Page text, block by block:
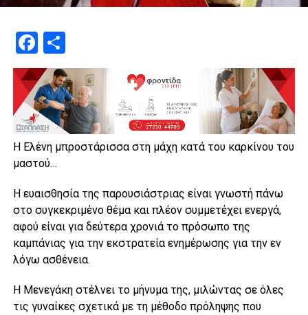
Facebook
Μοιραστείτε
Η Ελένη μπροστάρισσα στη μάχη κατά του καρκίνου του
μαστού…
Η ευαισθησία της παρουσιάστριας είναι γνωστή πάνω
στο συγκεκριμένο θέμα και πλέον συμμετέχει ενεργά,
αφού είναι για δεύτερα χρονιά το πρόσωπο της
καμπάνιας για την εκστρατεία ενημέρωσης για την εν
λόγω ασθένεια.
Η Μενεγάκη στέλνει το μήνυμα της, μιλώντας σε όλες
τις γυναίκες σχετικά με τη μέθοδο πρόληψης που